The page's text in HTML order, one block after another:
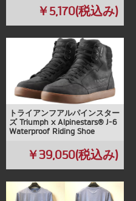
￥5,170(税込み)
トライアンフアルパインスター
ズ Triumph x Alpinestars® J-6
Waterproof Riding Shoe
￥39,050(税込み)